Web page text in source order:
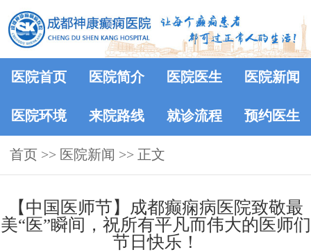
医院首页 医院简介 医院医生 医院新闻
医院环境 来院路线 就诊流程 预约医生
首页 >> 医院新闻 >> 正文
【中国医师节】成都癫痫病医院致敬最
美“医”瞬间，祝所有平凡而伟大的医师们
节日快乐！